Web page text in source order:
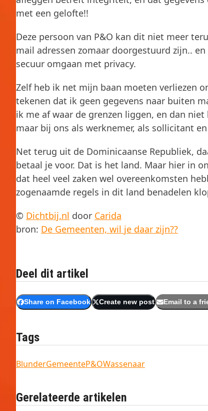
met een gelofte!!
Deze persoon van P&O kan dit niet meer
mail adressen zomaar doorgestuurd zijn..
secuur omgaan met privacy.
Zelf heb ik net mijn baan moeten verliezen
tekenen dat ik geen gegevens naar buiten
ik me af waar de grenzen liggen, en dan
maar bij ons als werknemer, als sollicitant
Net terug uit de Dominicaanse Republiek,
betaal je voor. Dat is het land. Maar hier in
dat heel veel zaken wel overeenkomsten
zogenaamde regels in dit land benadelen
© Dichtbij.nl door Carida
bron: De Gemeenten, wil je daar zijn??
Deel dit artikel
Share on Facebook Create new post Email to a
Tags
BlunderGemeenteP&OWassenaar
Gerelateerde artikelen